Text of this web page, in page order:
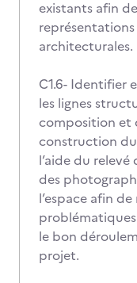
existants afin
représentations
architecturales.
C1.6- Identifier
les lignes
composition et
construction
l’aide du
des
l’espace afin
le bon
projet.